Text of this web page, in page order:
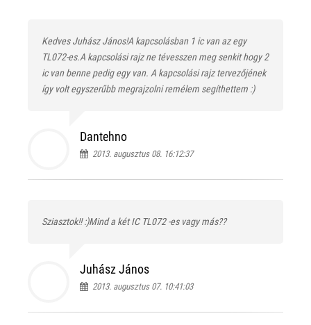
Kedves Juhász János!A kapcsolásban 1 ic van az egy
TL072-es.A kapcsolási rajz ne tévesszen meg senkit hogy 2
ic van benne pedig egy van. A kapcsolási rajz tervezőjének
így volt egyszerűbb megrajzolni remélem segíthettem :)
Dantehno
2013. augusztus 08. 16:12:37
Sziasztok!! :)Mind a két IC TL072 -es vagy más??
Juhász János
2013. augusztus 07. 10:41:03